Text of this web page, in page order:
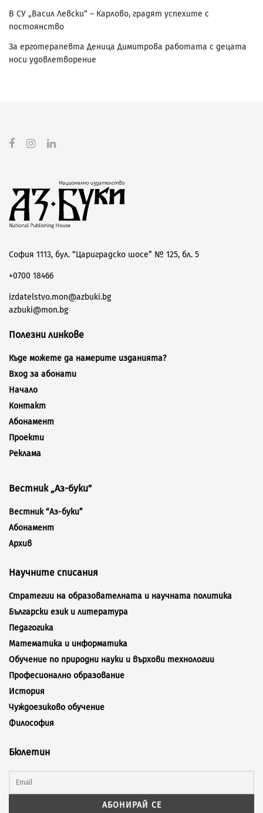
В СУ „Васил Левски“ – Карлово, градят успехите с
постоянство
За ерготерапевта Деница Димитрова работата с децата
носи удовлетворение
София 1113, бул. “Цариградско шосе” № 125, бл. 5
+0700 18466
izdatelstvo.mon@azbuki.bg
azbuki@mon.bg
Полезни линкове
Къде можете да намерите изданията?
Вход за абонати
Начало
Контакт
Абонамент
Проекти
Реклама
Вестник „Аз-буки”
Вестник “Аз-буки”
Абонамент
Архив
Научните списания
Стратегии на образователната и научната политика
Български език и литература
Педагогика
Математика и информатика
Обучение по природни науки и върхови технологии
Професионално образование
История
Чуждоезиково обучение
Философия
Бюлетин